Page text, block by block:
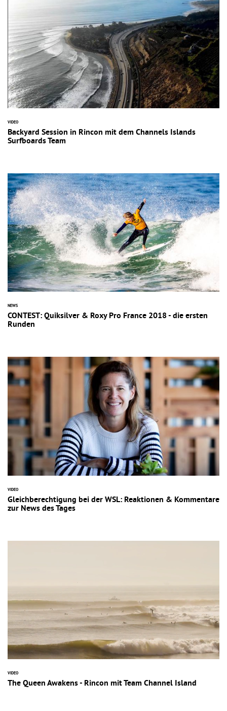
VIDEO
Backyard Session in Rincon mit dem Channels Islands
Surfboards Team
NEWS
CONTEST: Quiksilver & Roxy Pro France 2018 - die ersten
Runden
VIDEO
Gleichberechtigung bei der WSL: Reaktionen & Kommentare
zur News des Tages
VIDEO
The Queen Awakens - Rincon mit Team Channel Island